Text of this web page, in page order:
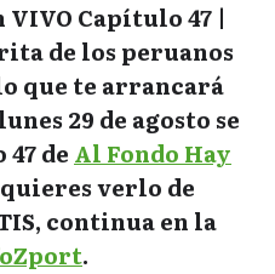
Capítulo 47 |
de los peruanos
que te arrancará
29 de agosto se
de Al Fondo Hay
verlo de
continua en la
.